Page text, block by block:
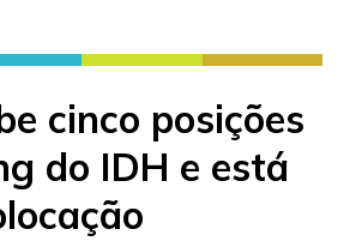
cinco posições
do IDH e está